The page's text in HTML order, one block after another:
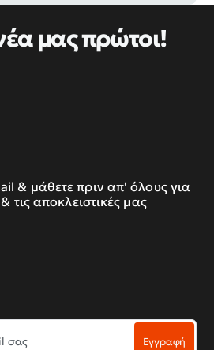
μας πρώτοι!
& μάθετε πριν απ' όλους για
τις αποκλειστικές μας
Εγγραφή